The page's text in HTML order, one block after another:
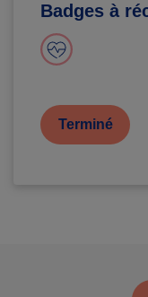
Badges à
Terminé